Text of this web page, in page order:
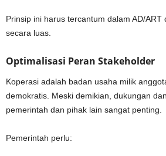
Prinsip ini harus tercantum dalam AD/ART
secara luas.
Optimalisasi Peran Stakeholder
Koperasi adalah badan usaha milik
demokratis. Meski demikian, dukungan
pemerintah dan pihak lain sangat penting.
Pemerintah perlu: